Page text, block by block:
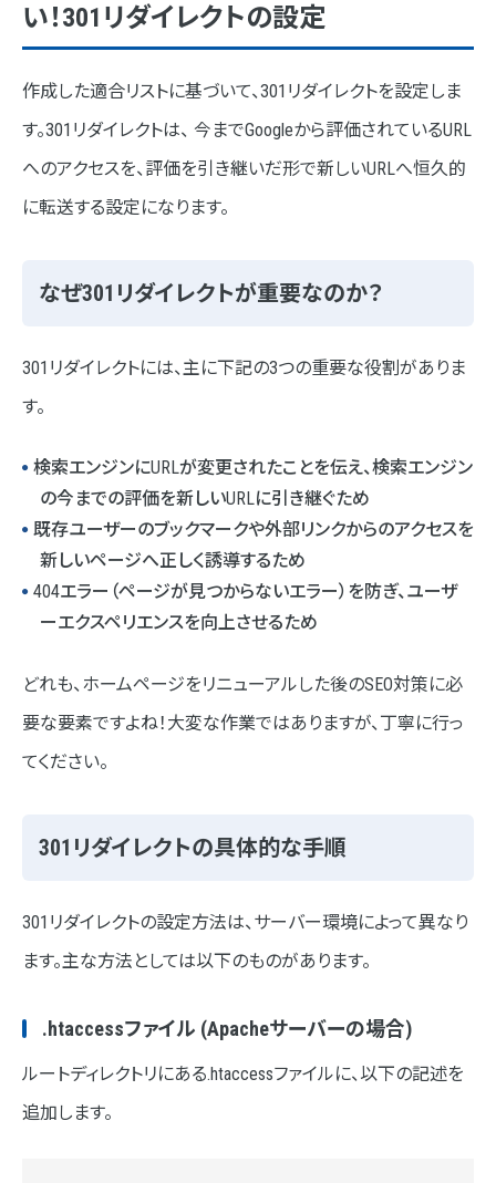
い！301リダイレクトの設定
作成した適合リストに基づいて、301リダイレクトを設定しま
す。301リダイレクトは、 今までGoogleから評価されているURL
へのアクセスを、評価を引き継いだ形で新しいURLへ恒久的
に転送する設定になります。
なぜ301リダイレクトが重要なのか？
301リダイレクトには、主に下記の3つの重要な役割がありま
す。
検索エンジンにURLが変更されたことを伝え、検索エンジン
の今までの評価を新しいURLに引き継ぐため
既存ユーザーのブックマークや外部リンクからのアクセスを
新しいページへ正しく誘導するため
404エラー（ページが見つからないエラー）を防ぎ、ユーザ
ーエクスペリエンスを向上させるため
どれも、ホームページをリニューアルした後のSEO対策に必
要な要素ですよね！大変な作業ではありますが、丁寧に行っ
てください。
301リダイレクトの具体的な手順
301リダイレクトの設定方法は、サーバー環境によって異なり
ます。主な方法としては以下のものがあります。
.htaccessファイル (Apacheサーバーの場合)
ルートディレクトリにある.htaccessファイルに、以下の記述を
追加します。